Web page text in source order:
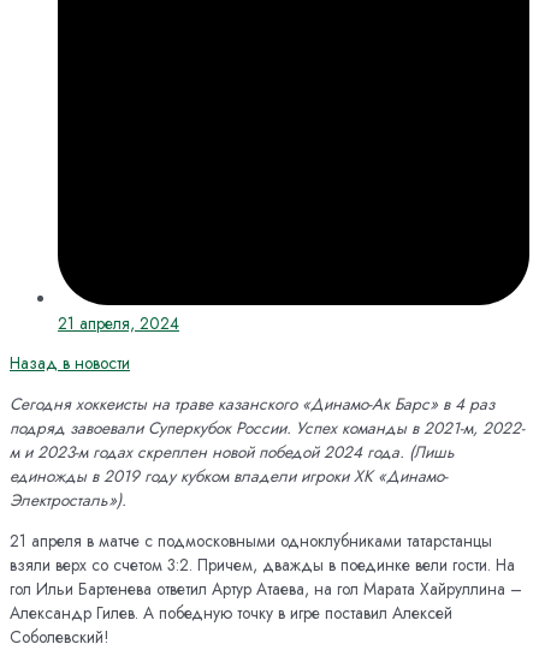
21 апреля, 2024
Назад в новости
Сегодня хоккеисты на траве казанского «Динамо-Ак Барс» в 4 раз
подряд завоевали Суперкубок России. Успех команды в 2021-м, 2022-
м и 2023-м годах скреплен новой победой 2024 года. (Лишь
единожды в 2019 году кубком владели игроки ХК «Динамо-
Электросталь»).
21 апреля в матче с подмосковными одноклубниками татарстанцы
взяли верх со счетом 3:2. Причем, дважды в поединке вели гости. На
гол Ильи Бартенева ответил Артур Атаева, на гол Марата Хайруллина –
Александр Гилев. А победную точку в игре поставил Алексей
Соболевский!